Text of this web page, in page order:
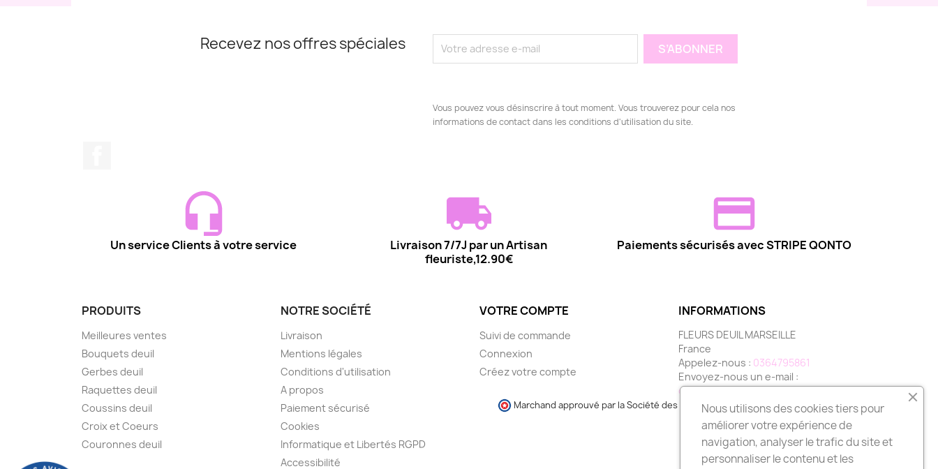
Recevez nos offres spéciales
Vous pouvez vous désinscrire à tout moment. Vous trouverez pour cela nos
informations de contact dans les conditions d'utilisation du site.
Un service Clients à votre service
Livraison 7/7J par un Artisan
fleuriste,12.90€
Paiements sécurisés avec STRIPE QONTO
PRODUITS
Meilleures ventes
Bouquets deuil
Gerbes deuil
Raquettes deuil
Coussins deuil
Croix et Coeurs
Couronnes deuil
NOTRE SOCIÉTÉ
Livraison
Mentions légales
Conditions d'utilisation
A propos
Paiement sécurisé
Cookies
Informatique et Libertés RGPD
Accessibilité
VOTRE COMPTE
Suivi de commande
Connexion
Créez votre compte
INFORMATIONS
FLEURS DEUIL MARSEILLE
France
Appelez-nous : 0364795861
Envoyez-nous un e-mail :
contact@fleurs-deuil-marseille.com
Marchand approuvé par la Société des Avis Garantis,cliquez ici pour vérifier.
Nous utilisons des cookies tiers pour
améliorer votre expérience de
navigation, analyser le trafic du site et
personnaliser le contenu et les